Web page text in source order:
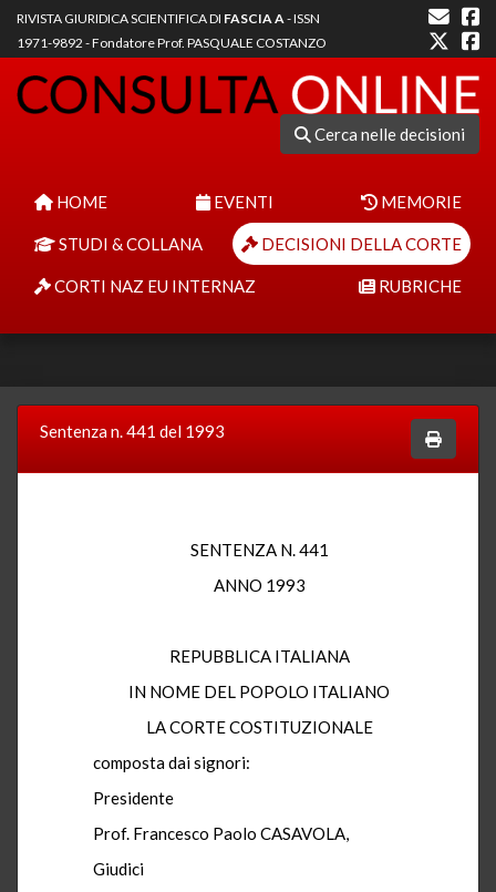
RIVISTA GIURIDICA SCIENTIFICA DI FASCIA A- ISSN
1971-9892 - Fondatore Prof. PASQUALE COSTANZO
Cerca nelle decisioni
HOME EVENTI MEMORIE
STUDI & COLLANA DECISIONI DELLA CORTE
CORTI NAZ EU INTERNAZ RUBRICHE
Sentenza n. 441 del 1993
SENTENZA N. 441
ANNO 1993
REPUBBLICA ITALIANA
IN NOME DEL POPOLO ITALIANO
LA CORTE COSTITUZIONALE
composta dai signori:
Presidente
Prof. Francesco Paolo CASAVOLA,
Giudici